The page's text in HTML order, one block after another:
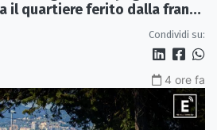
il quartiere ferito dalla frana
Condividi su:
4 ore fa